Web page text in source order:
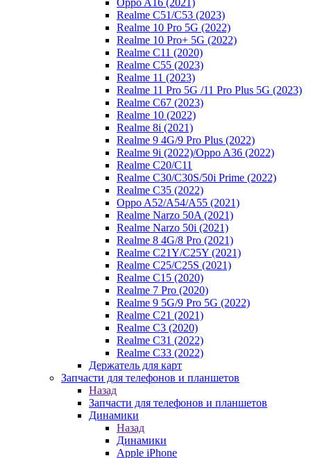
Oppo A16 (2021)
Realme C51/C53 (2023)
Realme 10 Pro 5G (2022)
Realme 10 Pro+ 5G (2022)
Realme C11 (2020)
Realme C55 (2023)
Realme 11 (2023)
Realme 11 Pro 5G /11 Pro Plus 5G (2023)
Realme C67 (2023)
Realme 10 (2022)
Realme 8i (2021)
Realme 9 4G/9 Pro Plus (2022)
Realme 9i (2022)/Oppo A36 (2022)
Realme C20/C11
Realme C30/C30S/50i Prime (2022)
Realme C35 (2022)
Oppo A52/A54/A55 (2021)
Realme Narzo 50A (2021)
Realme Narzo 50i (2021)
Realme 8 4G/8 Pro (2021)
Realme C21Y/C25Y (2021)
Realme C25/C25S (2021)
Realme C15 (2020)
Realme 7 Pro (2020)
Realme 9 5G/9 Pro 5G (2022)
Realme C21 (2021)
Realme C3 (2020)
Realme C31 (2022)
Realme C33 (2022)
Держатель для карт
Запчасти для телефонов и планшетов
Назад
Запчасти для телефонов и планшетов
Динамики
Назад
Динамики
Apple iPhone